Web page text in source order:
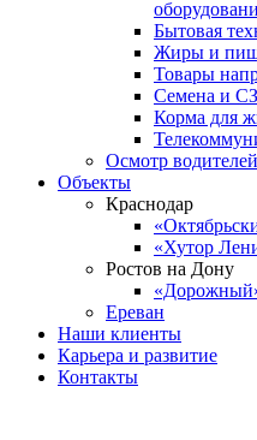
Бытовая
Жиры и
Товары
Семена и
Корма для
Осмотр водителей
Объекты
Краснодар
«Хутор
Ростов на Дону
Ереван
Наши клиенты
Карьера и развитие
Контакты